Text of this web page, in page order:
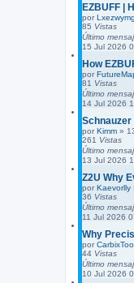
EZBUFF |
por
85 Vistas
Último
15 Jul 2026
How
por
81 Vistas
Último
14 Jul 2026
por Kimm »
261 Vistas
Último
13 Jul 2026
Z2U Why
por Kaevorlly
36 Vistas
Último
11 Jul 2026
Why
por
44 Vistas
Último
10 Jul 2026